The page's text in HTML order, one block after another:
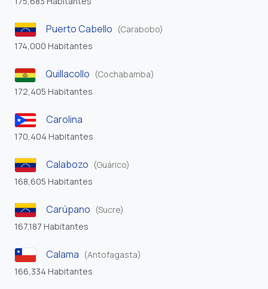
Puerto Cabello (Carabobo)
174,000 Habitantes
Quillacollo (Cochabamba)
172,405 Habitantes
Carolina
170,404 Habitantes
Calabozo (Guárico)
168,605 Habitantes
Carúpano (Sucre)
167,187 Habitantes
Calama (Antofagasta)
166,334 Habitantes